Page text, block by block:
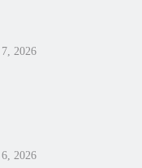
7, 2026
6, 2026